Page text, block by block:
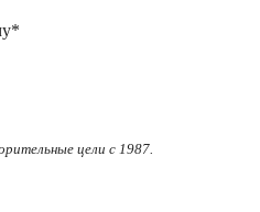
цели с 1987.